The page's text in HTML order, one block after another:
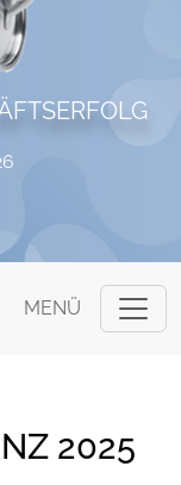
MENÜ
2025